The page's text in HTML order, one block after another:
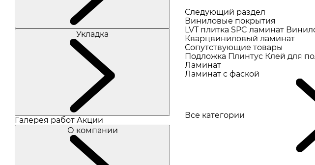
Укладка
Галерея работ Акции
О компании
Следующий раздел
Виниловые покрытия
LVT плитка SPC ламинат
Кварцвиниловый ламинат
Сопутствующие товары
Подложка Плинтус Клей для
Ламинат
Ламинат с фаской
Все катeгории